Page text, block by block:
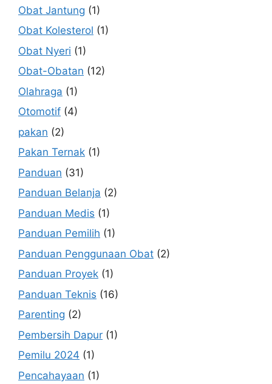
Obat Jantung (1)
Obat Kolesterol (1)
Obat Nyeri (1)
Obat-Obatan (12)
Olahraga (1)
Otomotif (4)
pakan (2)
Pakan Ternak (1)
Panduan (31)
Panduan Belanja (2)
Panduan Medis (1)
Panduan Pemilih (1)
Panduan Penggunaan Obat (2)
Panduan Proyek (1)
Panduan Teknis (16)
Parenting (2)
Pembersih Dapur (1)
Pemilu 2024 (1)
Pencahayaan (1)